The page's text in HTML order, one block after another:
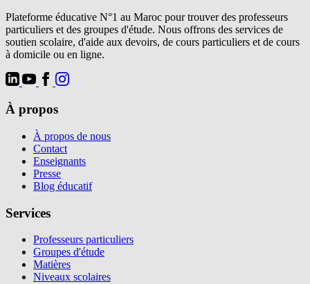
Plateforme éducative N°1 au Maroc pour trouver des professeurs
particuliers et des groupes d'étude. Nous offrons des services de
soutien scolaire, d'aide aux devoirs, de cours particuliers et de cours
à domicile ou en ligne.
À propos
À propos de nous
Contact
Enseignants
Presse
Blog éducatif
Services
Professeurs particuliers
Groupes d'étude
Matières
Niveaux scolaires